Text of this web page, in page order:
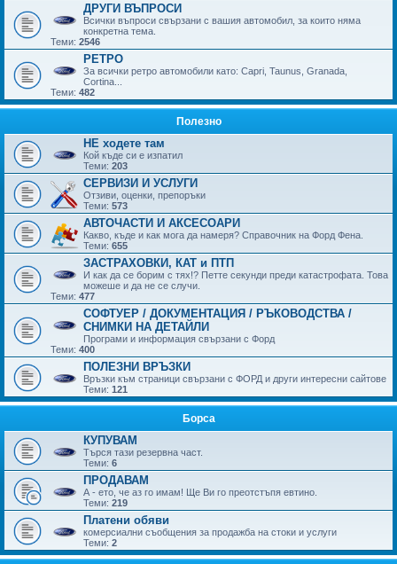
ДРУГИ ВЪПРОСИ
Всички въпроси свързани с вашия автомобил, за които няма
конкретна тема.
Теми: 2546
РЕТРО
За всички ретро автомобили като: Capri, Taunus, Granada,
Cortina...
Теми: 482
Полезно
НЕ ходете там
Кой къде си е изпатил
Теми: 203
СЕРВИЗИ И УСЛУГИ
Отзиви, оценки, препоръки
Теми: 573
АВТОЧАСТИ И АКСЕСОАРИ
Какво, къде и как мога да намеря? Справочник на Форд Фена.
Теми: 655
ЗАСТРАХОВКИ, КАТ и ПТП
И как да се борим с тях!? Петте секунди преди катастрофата. Това
можеше и да не се случи.
Теми: 477
СОФТУЕР / ДОКУМЕНТАЦИЯ / РЪКОВОДСТВА /
СНИМКИ НА ДЕТАЙЛИ
Програми и информация свързани с Форд
Теми: 400
ПОЛЕЗНИ ВРЪЗКИ
Връзки към страници свързани с ФОРД и други интересни сайтове
Теми: 121
Борса
КУПУВАМ
Търся тази резервна част.
Теми: 6
ПРОДАВАМ
А - ето, че аз го имам! Ще Ви го преотстъпя евтино.
Теми: 219
Платени обяви
комерсиални съобщения за продажба на стоки и услуги
Теми: 2